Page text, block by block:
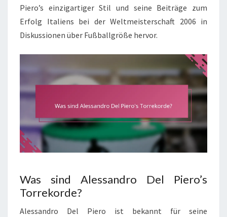
Piero’s einzigartiger Stil und seine Beiträge zum
Erfolg Italiens bei der Weltmeisterschaft 2006 in
Diskussionen über Fußballgröße hervor.
Was sind Alessandro Del Piero’s
Torrekorde?
Alessandro Del Piero ist bekannt für seine